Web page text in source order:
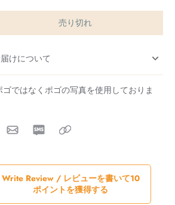
売り切れ
けについて
ではなくポゴの写真を使用しておりま
Write Review / レビューを書いて10
ポイントを獲得する